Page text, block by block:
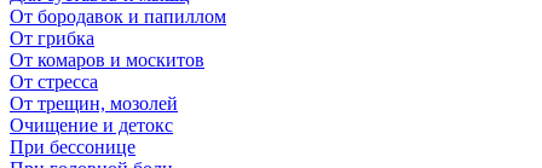
От бородавок и папиллом
От грибка
От комаров и москитов
От стресса
От трещин, мозолей
Очищение и детокс
При бессонице